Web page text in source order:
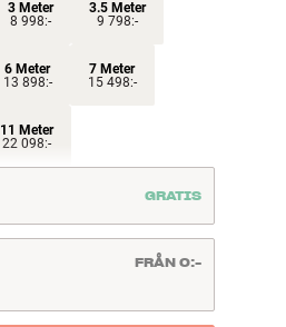
3 Meter
8 998:-
3.5 Meter
9 798:-
6 Meter
13 898:-
7 Meter
15 498:-
11 Meter
22 098:-
GRATIS
FRÅN 0:-